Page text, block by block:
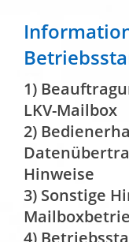
1)
LKV-Mailbox
2)
Hinweise
3) Sonstige
4)